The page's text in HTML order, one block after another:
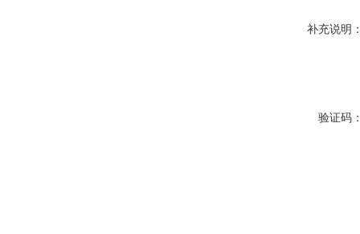
补充说明
验证码